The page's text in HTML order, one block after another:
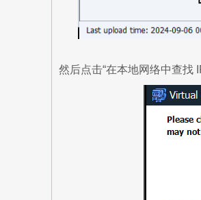
然后点击“在本地网络中查找